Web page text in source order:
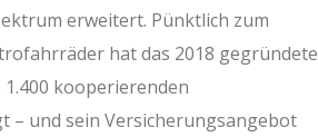
erweitert. Pünktlich zum
hat das 2018 gegründete
kooperierenden
– und sein Versicherungsangebot